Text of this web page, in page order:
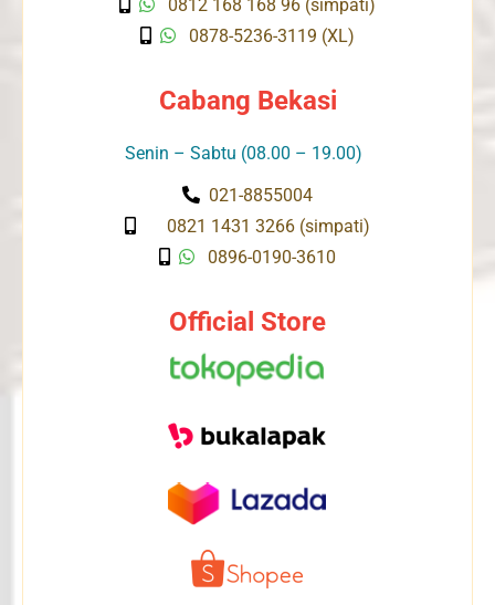
0812 168 168 96 (simpati)
0878-5236-3119 (XL)
Cabang Bekasi
Senin – Sabtu (08.00 – 19.00)
021-8855004
0821 1431 3266 (simpati)
0896-0190-3610
Official Store